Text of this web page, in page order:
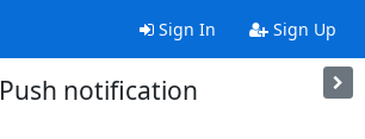
Sign In Sign Up
Push notification